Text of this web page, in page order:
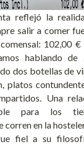
reflejó la
salir a comer
102,00 €
hablando de
dos botellas de
platos
Una
para los
corren en la
fiel a su